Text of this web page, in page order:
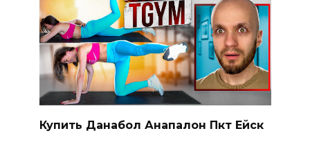
Купить Данабол Анапалон Пкт Ейск